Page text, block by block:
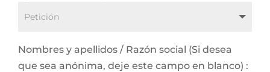
Nombres y apellidos / Razón social (Si desea
que sea anónima, deje este campo en blanco) :